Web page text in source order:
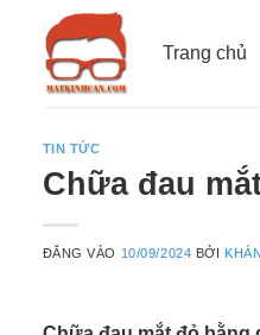
Trang chủ
TIN TỨC
Chữa đau
ĐĂNG VÀO 10/09/2024 BỞI